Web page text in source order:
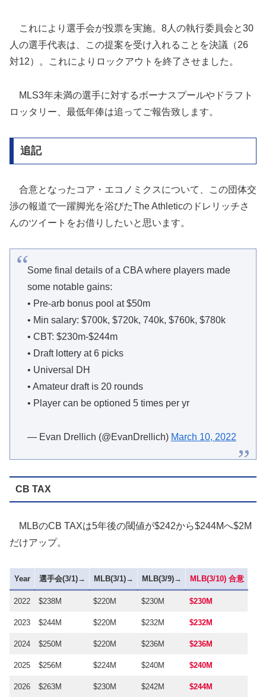
これにより選手会が投票を実施。8人の執行委員会と30
人の選手代表は、この提案を受け入れることを決議（26
対12）。これによりロックアウトを終了させました。
MLS3年未満の選手に対するボーナスプールやドラフト
ロッタリー、最低年俸は追ってご報告致します。
追記
合意となったコア・エコノミクスについて、この団体交
渉の報道で一躍脚光を浴びたThe Athleticのドレリッチさ
んのツイートをお借りしたいと思います。
Some final details of a CBA where players made
some notable gains:
• Pre-arb bonus pool at $50m
• Min salary: $700k, $720k, 740k, $760k, $780k
• CBT: $230m-$244m
• Draft lottery at 6 picks
• Universal DH
• Amateur draft is 20 rounds
• Player can be optioned 5 times per yr
— Evan Drellich (@EvanDrellich) March 10, 2022
CB TAX
MLBのCB TAXは5年後の閾値が$242から$244Mへ$2M
だけアップ。
Year 選手会(3/1)→ MLB(3/1)→ MLB(3/9)→ MLB(3/10) 合意
2022 $238M $220M $230M $230M
2023 $244M $220M $232M $232M
2024 $250M $220M $236M $236M
2025 $256M $224M $240M $240M
2026 $263M $230M $242M $244M